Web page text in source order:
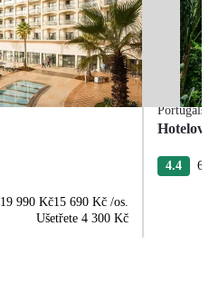
19 990 Kč15 690 Kč /os.
Ušetřete 4 300 Kč
4.4